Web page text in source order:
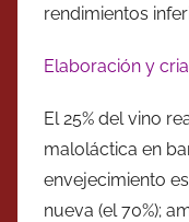
rendimientos
Elaboración y
El 25% del vino
maloláctica en
envejecimiento
nueva (el 70%);